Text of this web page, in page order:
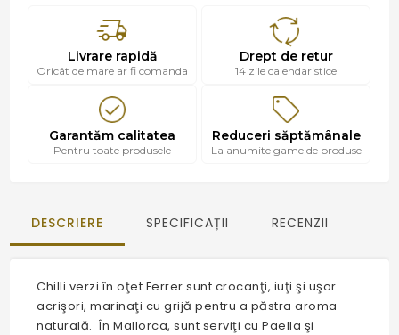
Livrare rapidă
Oricât de mare ar fi comanda
Drept de retur
14 zile calendaristice
Garantăm calitatea
Pentru toate produsele
Reduceri săptămânale
La anumite game de produse
DESCRIERE SPECIFICAȚII RECENZII
Chilli verzi în oţet Ferrer sunt crocanţi, iuţi şi uşor
acrişori, marinaţi cu grijă pentru a păstra aroma
naturală. În Mallorca, sunt serviţi cu Paella şi